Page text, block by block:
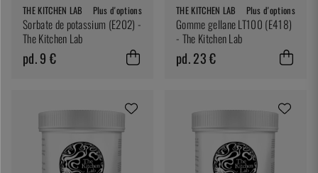
THE KITCHEN LAB Plus d'options
Sorbate de potassium (E202) -
The Kitchen Lab
pd. 9 €
THE KITCHEN LAB Plus d'options
Gomme gellane LT100 (E418)
- The Kitchen Lab
pd. 23 €